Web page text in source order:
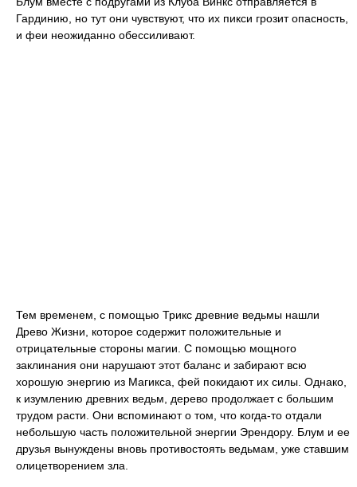
Гардинию, но тут они чувствуют, что их пикси грозит опасность,
и феи неожиданно обессиливают.
Тем временем, с помощью Трикс древние ведьмы нашли
Древо Жизни, которое содержит положительные и
отрицательные стороны магии. С помощью мощного
заклинания они нарушают этот баланс и забирают всю
хорошую энергию из Магикса, фей покидают их силы. Однако,
к изумлению древних ведьм, дерево продолжает с большим
трудом расти. Они вспоминают о том, что когда-то отдали
небольшую часть положительной энергии Эрендору. Блум и ее
друзья вынуждены вновь противостоять ведьмам, уже ставшим
олицетворением зла.